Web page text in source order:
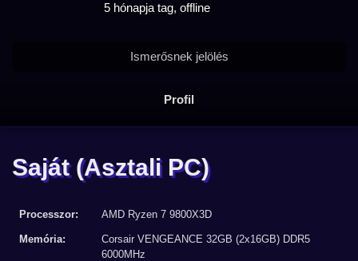
5 hónapja tag, offline
Profil
Ismerősnek jelölés
Saját(Asztali PC)
Processzor: AMD Ryzen 7 9800X3D
Memória:
Corsair VENGEANCE 32GB (2x16GB) DDR5
6000MHz